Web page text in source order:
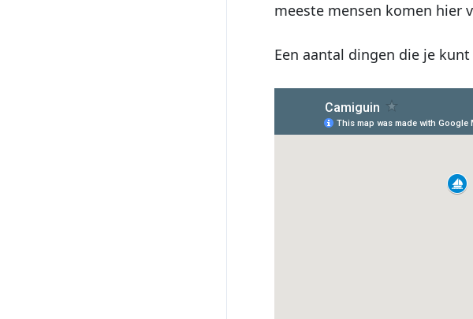
meeste mensen komen hier
Een aantal dingen die je